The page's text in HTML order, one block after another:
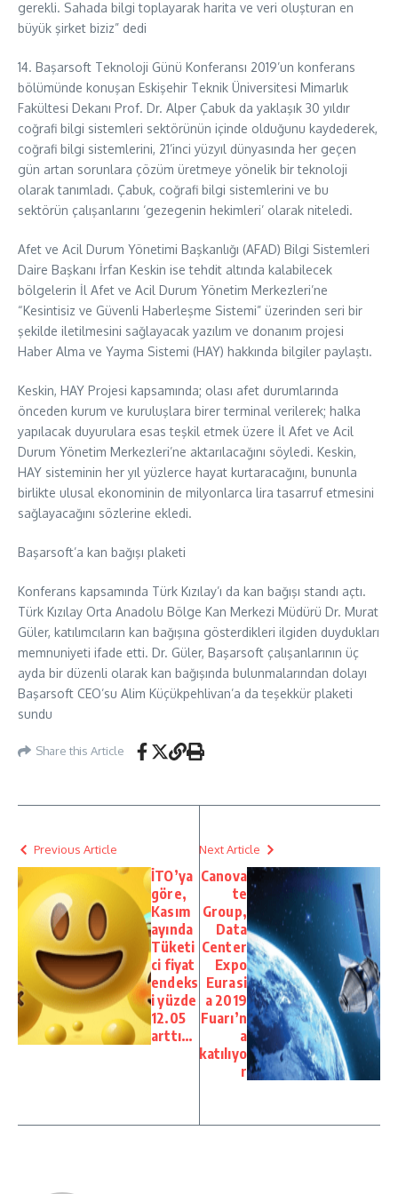
gerekli. Sahada bilgi toplayarak harita ve veri oluşturan en
büyük şirket biziz” dedi
14. Başarsoft Teknoloji Günü Konferansı 2019’un konferans
bölümünde konuşan Eskişehir Teknik Üniversitesi Mimarlık
Fakültesi Dekanı Prof. Dr. Alper Çabuk da yaklaşık 30 yıldır
coğrafi bilgi sistemleri sektörünün içinde olduğunu kaydederek,
coğrafi bilgi sistemlerini, 21’inci yüzyıl dünyasında her geçen
gün artan sorunlara çözüm üretmeye yönelik bir teknoloji
olarak tanımladı. Çabuk, coğrafi bilgi sistemlerini ve bu
sektörün çalışanlarını ‘gezegenin hekimleri’ olarak niteledi.
Afet ve Acil Durum Yönetimi Başkanlığı (AFAD) Bilgi Sistemleri
Daire Başkanı İrfan Keskin ise tehdit altında kalabilecek
bölgelerin İl Afet ve Acil Durum Yönetim Merkezleri’ne
“Kesintisiz ve Güvenli Haberleşme Sistemi” üzerinden seri bir
şekilde iletilmesini sağlayacak yazılım ve donanım projesi
Haber Alma ve Yayma Sistemi (HAY) hakkında bilgiler paylaştı.
Keskin, HAY Projesi kapsamında; olası afet durumlarında
önceden kurum ve kuruluşlara birer terminal verilerek; halka
yapılacak duyurulara esas teşkil etmek üzere İl Afet ve Acil
Durum Yönetim Merkezleri’ne aktarılacağını söyledi. Keskin,
HAY sisteminin her yıl yüzlerce hayat kurtaracağını, bununla
birlikte ulusal ekonominin de milyonlarca lira tasarruf etmesini
sağlayacağını sözlerine ekledi.
Başarsoft’a kan bağışı plaketi
Konferans kapsamında Türk Kızılay’ı da kan bağışı standı açtı.
Türk Kızılay Orta Anadolu Bölge Kan Merkezi Müdürü Dr. Murat
Güler, katılımcıların kan bağışına gösterdikleri ilgiden duydukları
memnuniyeti ifade etti. Dr. Güler, Başarsoft çalışanlarının üç
ayda bir düzenli olarak kan bağışında bulunmalarından dolayı
Başarsoft CEO’su Alim Küçükpehlivan’a da teşekkür plaketi
sundu
Share this Article
Previous Article
İTO’ya
göre,
Kasım
ayında
Tüketi
ci fiyat
endeks
i yüzde
12.05
arttı…
Next Article
Canova
te
Group,
Data
Center
Expo
Eurasi
a 2019
Fuarı’n
a
katılıyo
r